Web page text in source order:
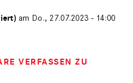
am Do., 27.07.2023 - 14:00
VERFASSEN ZU